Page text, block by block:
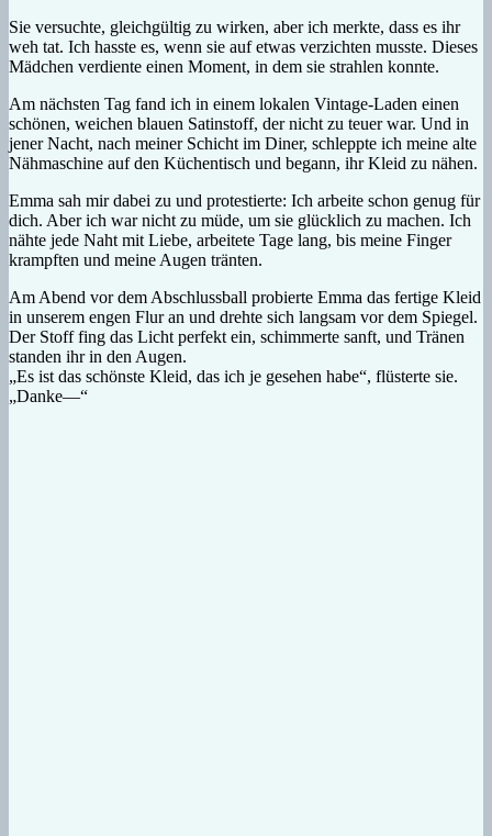
Sie versuchte, gleichgültig zu wirken, aber ich merkte, dass es ihr
weh tat. Ich hasste es, wenn sie auf etwas verzichten musste. Dieses
Mädchen verdiente einen Moment, in dem sie strahlen konnte.
Am nächsten Tag fand ich in einem lokalen Vintage-Laden einen
schönen, weichen blauen Satinstoff, der nicht zu teuer war. Und in
jener Nacht, nach meiner Schicht im Diner, schleppte ich meine alte
Nähmaschine auf den Küchentisch und begann, ihr Kleid zu nähen.
Emma sah mir dabei zu und protestierte: Ich arbeite schon genug für
dich. Aber ich war nicht zu müde, um sie glücklich zu machen. Ich
nähte jede Naht mit Liebe, arbeitete Tage lang, bis meine Finger
krampften und meine Augen tränten.
Am Abend vor dem Abschlussball probierte Emma das fertige Kleid
in unserem engen Flur an und drehte sich langsam vor dem Spiegel.
Der Stoff fing das Licht perfekt ein, schimmerte sanft, und Tränen
standen ihr in den Augen.
„Es ist das schönste Kleid, das ich je gesehen habe“, flüsterte sie.
„Danke—“